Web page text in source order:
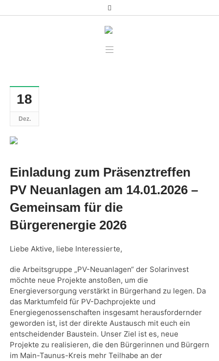
18
Dez.
Einladung zum Präsenztreffen
PV Neuanlagen am 14.01.2026 –
Gemeinsam für die
Bürgerenergie 2026
Liebe Aktive, liebe Interessierte,
die Arbeitsgruppe „PV-Neuanlagen“ der Solarinvest
möchte neue Projekte anstoßen, um die
Energieversorgung verstärkt in Bürgerhand zu legen. Da
das Marktumfeld für PV-Dachprojekte und
Energiegenossenschaften insgesamt herausfordernder
geworden ist, ist der direkte Austausch mit euch ein
entscheidender Baustein. Unser Ziel ist es, neue
Projekte zu realisieren, die den Bürgerinnen und Bürgern
im Main-Taunus-Kreis mehr Teilhabe an der